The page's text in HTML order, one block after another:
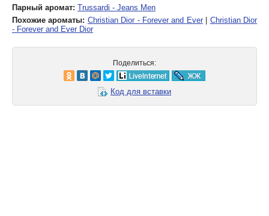
Парный аромат: Trussardi - Jeans Men
Похожие ароматы: Christian Dior - Forever and Ever| Christian Dior
- Forever and Ever Dior
Поделиться:
Код для вставки